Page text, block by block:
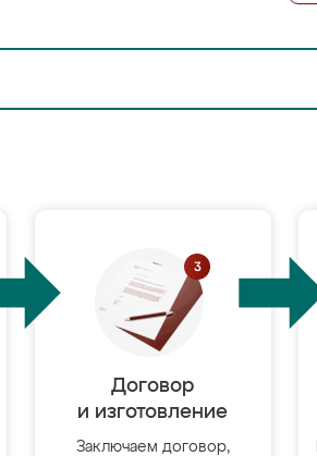
Договор
и изготовление
Заключаем договор,